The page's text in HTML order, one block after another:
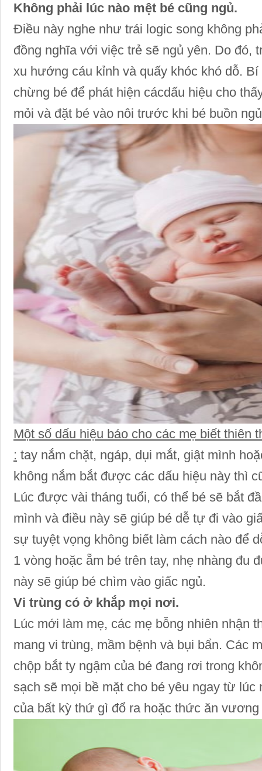
Không phải lúc nào mệt bé cũng ngủ.
Điều này nghe như trái logic song không
đồng nghĩa với việc trẻ sẽ ngủ yên. Do đó,
xu hướng cáu kỉnh và quấy khóc khó dỗ.
chừng bé để phát hiện cácdấu hiệu cho
mỏi và đặt bé vào nôi trước khi bé buồn
Một số dấu hiệu báo cho các mẹ biết thiên
: tay nắm chặt, ngáp, dụi mắt, giật mình
không nắm bắt được các dấu hiệu này thì
Lúc được vài tháng tuổi, có thể bé sẽ bắt
mình và điều này sẽ giúp bé dễ tự đi vào
sự tuyệt vọng không biết làm cách nào để
1 vòng hoặc ẵm bé trên tay, nhẹ nhàng đu
này sẽ giúp bé chìm vào giấc ngủ.
Vi trùng có ở khắp mọi nơi.
Lúc mới làm mẹ, các mẹ bỗng nhiên nhận
mang vi trùng, mầm bệnh và bụi bẩn. Các
chộp bắt ty ngậm của bé đang rơi trong
sạch sẽ mọi bề mặt cho bé yêu ngay từ lúc
của bất kỳ thứ gì đổ ra hoặc thức ăn vương